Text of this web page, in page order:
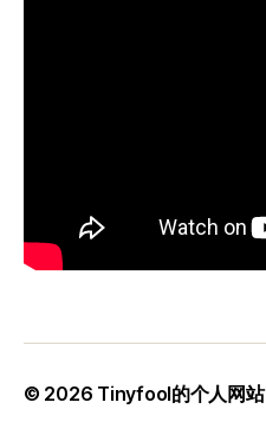
© 2026 Tinyfool的个人网站